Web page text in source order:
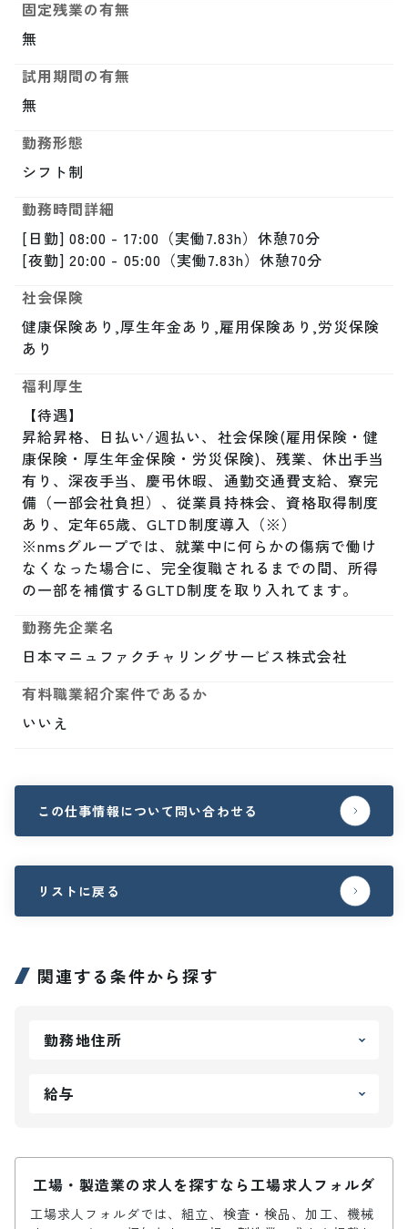
固定残業の有無
無
試用期間の有無
無
勤務形態
シフト制
勤務時間詳細
[日勤] 08:00 - 17:00（実働7.83h）休憩70分
[夜勤] 20:00 - 05:00（実働7.83h）休憩70分
社会保険
健康保険あり,厚生年金あり,雇用保険あり,労災保険
あり
福利厚生
【待遇】
昇給昇格、日払い/週払い、社会保険(雇用保険・健
康保険・厚生年金保険・労災保険)、残業、休出手当
有り、深夜手当、慶弔休暇、通勤交通費支給、寮完
備（一部会社負担）、従業員持株会、資格取得制度
あり、定年65歳、GLTD制度導入（※）
※nmsグループでは、就業中に何らかの傷病で働け
なくなった場合に、完全復職されるまでの間、所得
の一部を補償するGLTD制度を取り入れてます。
勤務先企業名
日本マニュファクチャリングサービス株式会社
有料職業紹介案件であるか
いいえ
この仕事情報について問い合わせる
リストに戻る
関連する条件から探す
勤務地住所
給与
工場・製造業の求人を探すなら工場求人フォルダ
工場求人フォルダでは、組立、検査・検品、加工、機械